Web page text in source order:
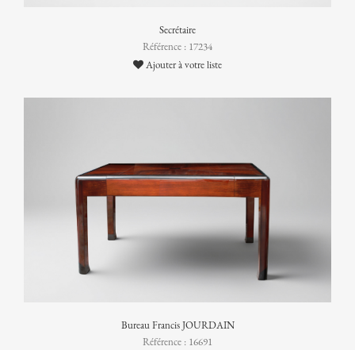
Secrétaire
Référence : 17234
Ajouter à votre liste
Bureau Francis JOURDAIN
Référence : 16691